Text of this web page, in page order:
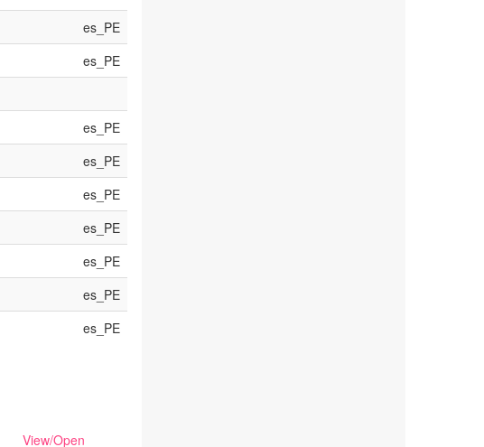
es_PE
es_PE
es_PE
es_PE
es_PE
es_PE
es_PE
es_PE
es_PE
View/Open